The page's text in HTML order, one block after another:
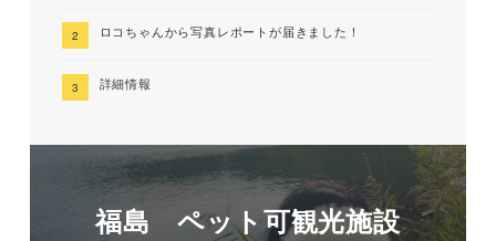
ロコちゃんから写真レポートが届きました！
詳細情報
福島 ペット可観光施設